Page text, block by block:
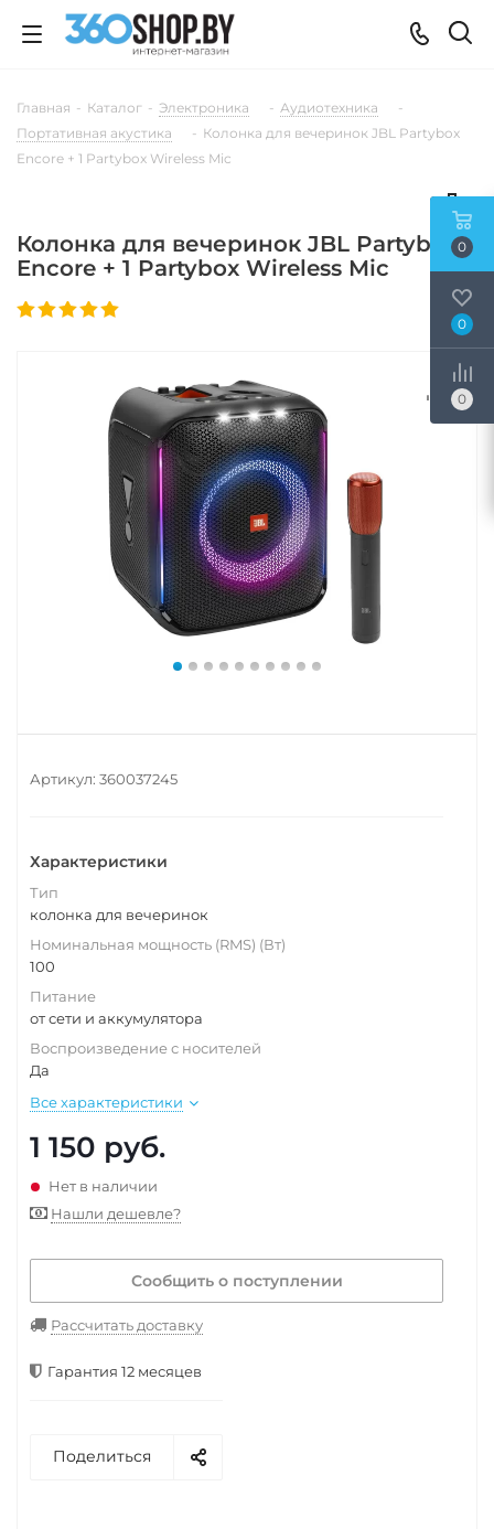
Главная - Каталог - Электроника - Аудиотехника
-
Портативная акустика
- Колонка для вечеринок JBL Partybox
Encore + 1 Partybox Wireless Mic
Колонка для вечеринок JBL Partybox
Encore + 1 Partybox Wireless Mic
Артикул: 360037245
Характеристики
Тип
колонка для вечеринок
Номинальная мощность (RMS) (Вт)
100
Питание
от сети и аккумулятора
Воспроизведение с носителей
Да
Все характеристики
1 150 руб.
Нет в наличии
Нашли дешевле?
Сообщить о поступлении
Рассчитать доставку
Гарантия 12 месяцев
Поделиться
0
0
0